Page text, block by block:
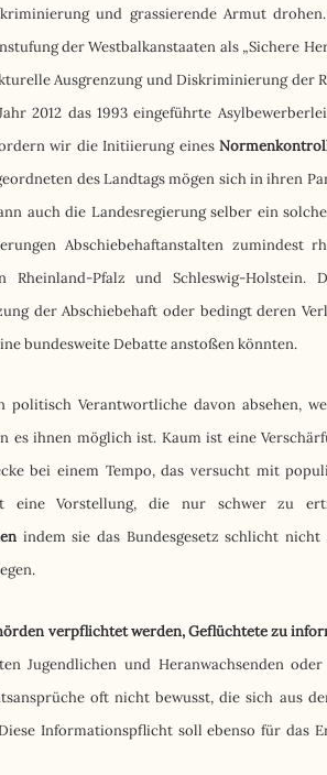
und grassierende Armut
der Westbalkanstaaten als „Sichere
Ausgrenzung und Diskriminierung der
2012 das 1993 eingeführte
wir die Initiierung eines
des Landtags mögen sich in ihren
auch die Landesregierung selber ein
Abschiebehaftanstalten
Rheinland-Pfalz und Schleswig-
der Abschiebehaft oder bedingt deren
bundesweite Debatte anstoßen könnten.
Verantwortliche davon absehen,
es ihnen möglich ist. Kaum ist eine
bei einem Tempo, das versucht mit
eine Vorstellung, die nur schwer zu
indem sie das Bundesgesetz schlicht nicht
verpflichtet werden, Geflüchtete zu
Jugendlichen und Heranwachsenden
oft nicht bewusst, die sich aus
Informationspflicht soll ebenso für das